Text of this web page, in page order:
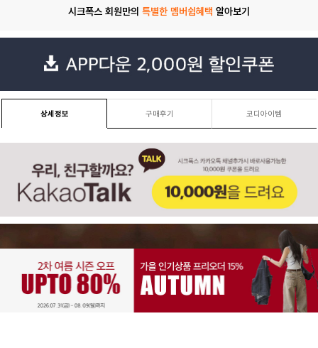
시크폭스 회원만의 특별한 멤버쉽혜택 알아보기
상세정보 구매후기 코디아이템